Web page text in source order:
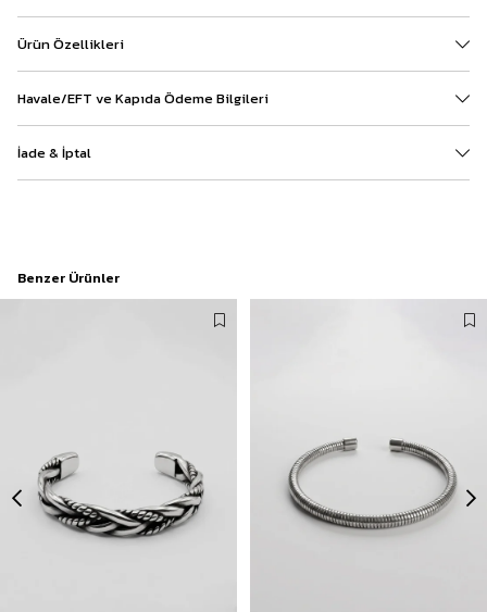
Ürün Özellikleri
Havale/EFT ve Kapıda Ödeme Bilgileri
İade & İptal
Benzer Ürünler